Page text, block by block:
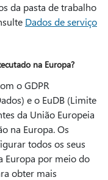
da pasta de trabalho
Dados de serviço
na Europa?
o GDPR
e o EuDB (Limite
da União Europeia
na Europa. Os
todos os seus
Europa por meio do
obter mais